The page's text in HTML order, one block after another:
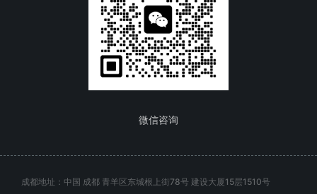
微信咨询
成都地址：中国 成都 青羊区东城根上街78号 建设大厦15层1510号